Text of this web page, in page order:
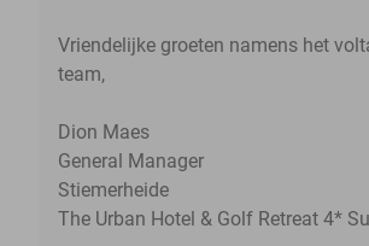
Vriendelijke groeten namens het
team,
Dion Maes
General Manager
Stiemerheide
The Urban Hotel & Golf Retreat 4*